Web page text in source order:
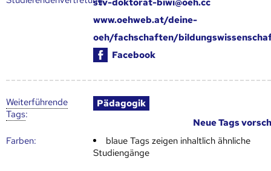
www.oehweb.at/deine-
oeh/fachschaften/
Facebook
Weiter­führende
Tags:
Pädagogik
Neue Tags
Farben:
blaue Tags zeigen inhaltlich ähnliche
Studiengänge